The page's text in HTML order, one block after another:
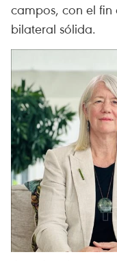
campos, con el fin
bilateral sólida.